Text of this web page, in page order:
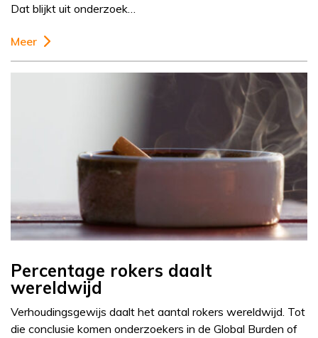
Dat blijkt uit onderzoek…
Meer
Percentage rokers daalt
wereldwijd
Verhoudingsgewijs daalt het aantal rokers wereldwijd. Tot
die conclusie komen onderzoekers in de Global Burden of